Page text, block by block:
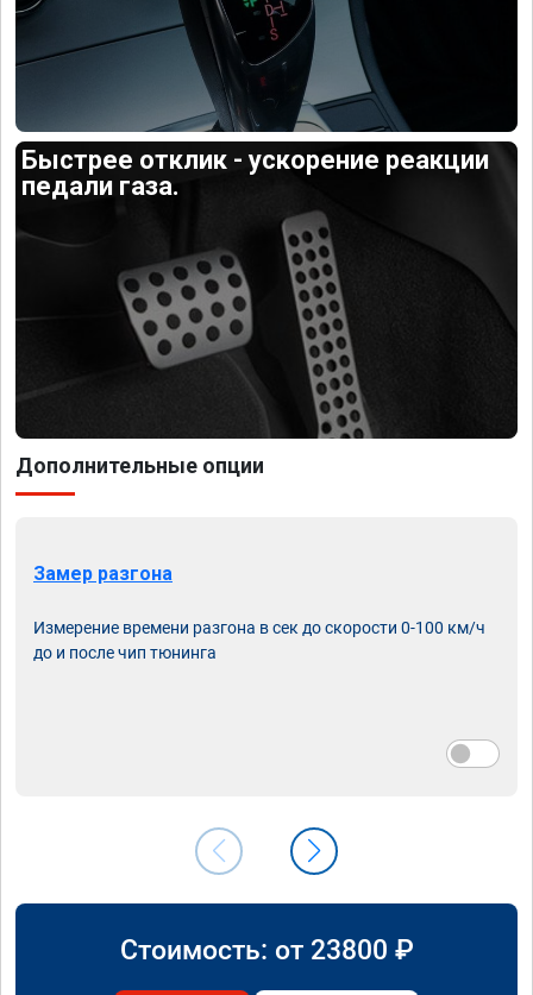
Быстрее отклик - ускорение реакции
педали газа.
Дополнительные опции
Замер разгона
Измерение времени разгона в сек до скорости 0-100 км/ч
до и после чип тюнинга
Стоимость: от 23800 ₽